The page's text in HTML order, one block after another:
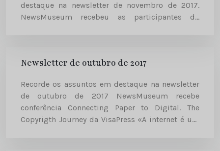
destaque na newsletter de novembro de 2017.
NewsMuseum recebeu as participantes do
Newsletter de outubro de 2017
Recorde os assuntos em destaque na newsletter
de outubro de 2017 NewsMuseum recebe
conferência Connecting Paper to Digital. The
Copyrigth Journey da VisaPress «A internet é um